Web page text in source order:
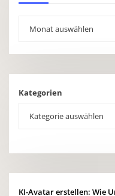
Kategorien
KI-Avatar erstellen: Wie